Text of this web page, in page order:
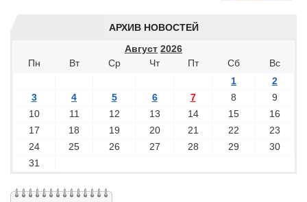
АРХИВ НОВОСТЕЙ
Август 2026
Пн
Вт Ср Чт Пт Сб
Вс
1
2
3
4 5 6 7 8
9
10
11 12 13 14 15
16
17
18 19 20 21 22
23
24
25 26 27 28 29
30
31